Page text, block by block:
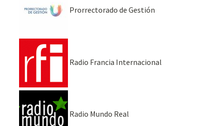
Prorrectorado de Gestión
Radio Francia Internacional
Radio Mundo Real